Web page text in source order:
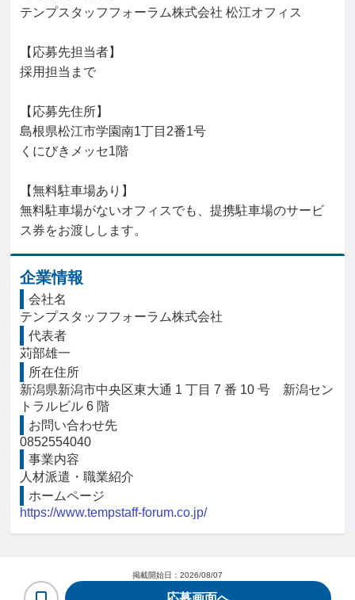
テンプスタッフフォーラム株式会社 松江オフィス
【応募先担当者】
採用担当まで
【応募先住所】
島根県松江市学園南1丁目2番1号
くにびきメッセ1階
【無料駐車場あり】
無料駐車場がないオフィスでも、提携駐車場のサービ
ス券をお渡しします。
企業情報
会社名
テンプスタッフフォーラム株式会社
代表者
苅部雄一
所在住所
新潟県新潟市中央区東大通 1 丁目 7 番 10 号　新潟セン
トラルビル 6 階
お問い合わせ先
0852554040
事業内容
人材派遣・職業紹介
ホームページ
https://www.tempstaff-forum.co.jp/
掲載開始日： 2026/08/07